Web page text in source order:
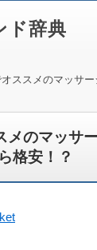
ド辞典
ススメのマッサ
メのマッサ
格安！？